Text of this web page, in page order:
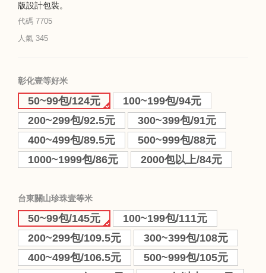
版設計包裝。
代碼 7705
人氣 345
彰化壹等好米
50~99包/124元
100~199包/94元
200~299包/92.5元
300~399包/91元
400~499包/89.5元
500~999包/88元
1000~1999包/86元
2000包以上/84元
台東關山珍珠壹等米
50~99包/145元
100~199包/111元
200~299包/109.5元
300~399包/108元
400~499包/106.5元
500~999包/105元